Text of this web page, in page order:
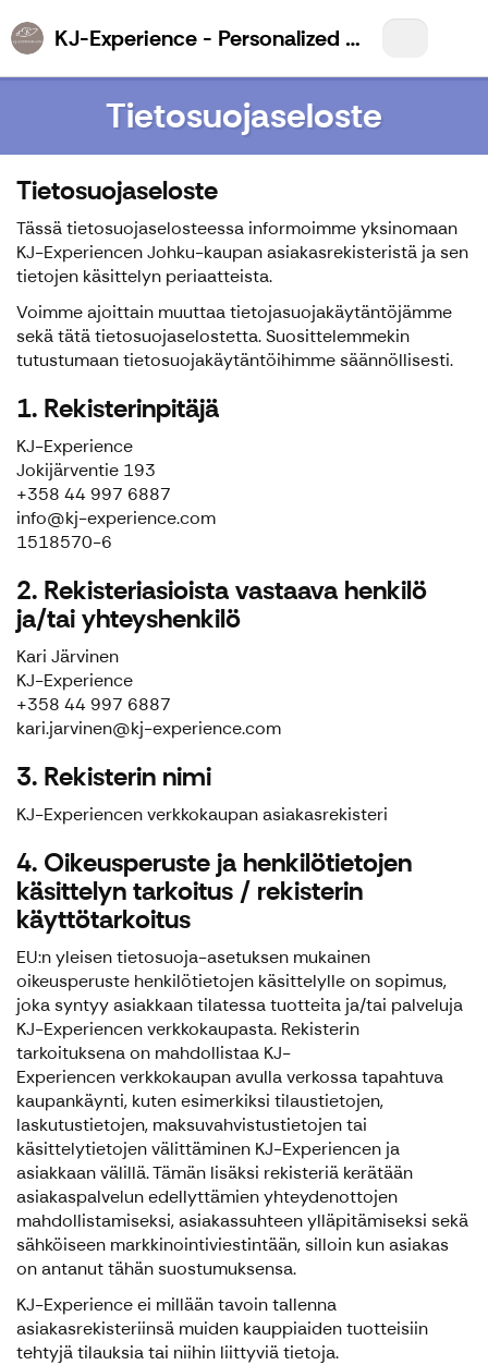
KJ-Experience - Personalized Wilderness Experiences for You!
Tietosuojaseloste
Tietosuojaseloste
Tässä tietosuojaselosteessa informoimme yksinomaan
KJ-Experiencen Johku-kaupan asiakasrekisteristä ja sen
tietojen käsittelyn periaatteista.
Voimme ajoittain muuttaa tietojasuojakäytäntöjämme
sekä tätä tietosuojaselostetta. Suosittelemmekin
tutustumaan tietosuojakäytäntöihimme säännöllisesti.
1. Rekisterinpitäjä
KJ-Experience
Jokijärventie 193
+358 44 997 6887
info@kj-experience.com
1518570-6
2. Rekisteriasioista vastaava henkilö
ja/tai yhteyshenkilö
Kari Järvinen
KJ-Experience
+358 44 997 6887
kari.jarvinen@kj-experience.com
3. Rekisterin nimi
KJ-Experiencen verkkokaupan asiakasrekisteri
4. Oikeusperuste ja henkilötietojen
käsittelyn tarkoitus / rekisterin
käyttötarkoitus
EU:n yleisen tietosuoja-asetuksen mukainen
oikeusperuste henkilötietojen käsittelylle on sopimus,
joka syntyy asiakkaan tilatessa tuotteita ja/tai palveluja
KJ-Experiencen verkkokaupasta. Rekisterin
tarkoituksena on mahdollistaa KJ-
Experiencen verkkokaupan avulla verkossa tapahtuva
kaupankäynti, kuten esimerkiksi tilaustietojen,
laskutustietojen, maksuvahvistustietojen tai
käsittelytietojen välittäminen KJ-Experiencen ja
asiakkaan välillä. Tämän lisäksi rekisteriä kerätään
asiakaspalvelun edellyttämien yhteydenottojen
mahdollistamiseksi, asiakassuhteen ylläpitämiseksi sekä
sähköiseen markkinointiviestintään, silloin kun asiakas
on antanut tähän suostumuksensa.
KJ-Experience ei millään tavoin tallenna
asiakasrekisteriinsä muiden kauppiaiden tuotteisiin
tehtyjä tilauksia tai niihin liittyviä tietoja.